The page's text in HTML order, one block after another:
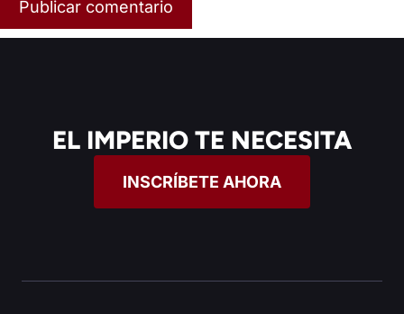
EL IMPERIO TE NECESITA
INSCRÍBETE AHORA